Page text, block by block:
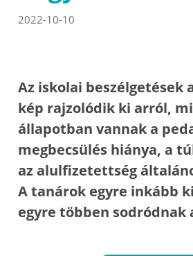
2022-10-10
Az iskolai beszélgetések
kép rajzolódik ki arról,
állapotban vannak a
megbecsülés hiánya, a
az alulfizetettség
A tanárok egyre inkább
egyre többen sodródnak